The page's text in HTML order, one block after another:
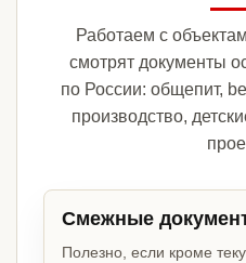
Работаем с
смотрят документы
по России: общепит,
производство,
Смежные
Полезно, если кроме